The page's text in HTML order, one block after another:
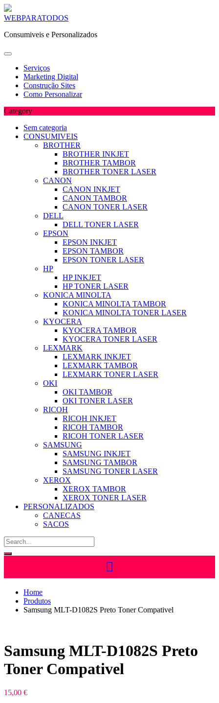
Skip
content
WEBPARATODOS
Consumiveis e Personalizados
Serviços
Marketing Digital
Construção Sites
Como Personalizar
Category
Sem categoria
CONSUMIVEIS
BROTHER
BROTHER INKJET
BROTHER TAMBOR
BROTHER TONER LASER
CANON
CANON INKJET
CANON TAMBOR
CANON TONER LASER
DELL
DELL TONER LASER
EPSON
EPSON INKJET
EPSON TAMBOR
EPSON TONER LASER
HP
HP INKJET
HP TONER LASER
KONICA MINOLTA
KONICA MINOLTA TAMBOR
KONICA MINOLTA TONER LASER
KYOCERA
KYOCERA TAMBOR
KYOCERA TONER LASER
LEXMARK
LEXMARK INKJET
LEXMARK TAMBOR
LEXMARK TONER LASER
OKI
OKI TAMBOR
OKI TONER LASER
RICOH
RICOH INKJET
RICOH TAMBOR
RICOH TONER LASER
SAMSUNG
SAMSUNG INKJET
SAMSUNG TAMBOR
SAMSUNG TONER LASER
XEROX
XEROX TAMBOR
XEROX TONER LASER
PERSONALIZADOS
CANECAS
SACOS
Home
Produtos
Samsung MLT-D1082S Preto Toner Compativel
Samsung MLT-D1082S Preto
Toner Compativel
15,00 €